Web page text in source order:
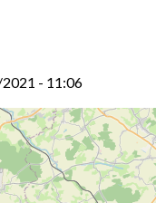
- 11:06